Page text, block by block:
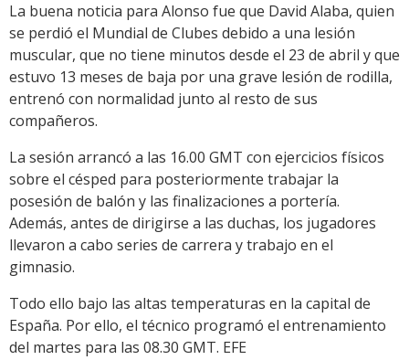
La buena noticia para Alonso fue que David Alaba, quien
se perdió el Mundial de Clubes debido a una lesión
muscular, que no tiene minutos desde el 23 de abril y que
estuvo 13 meses de baja por una grave lesión de rodilla,
entrenó con normalidad junto al resto de sus
compañeros.
La sesión arrancó a las 16.00 GMT con ejercicios físicos
sobre el césped para posteriormente trabajar la
posesión de balón y las finalizaciones a portería.
Además, antes de dirigirse a las duchas, los jugadores
llevaron a cabo series de carrera y trabajo en el
gimnasio.
Todo ello bajo las altas temperaturas en la capital de
España. Por ello, el técnico programó el entrenamiento
del martes para las 08.30 GMT. EFE